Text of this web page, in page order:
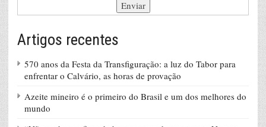
Artigos recentes
570 anos da Festa da Transfiguração: a luz do Tabor para
enfrentar o Calvário, as horas de provação
Azeite mineiro é o primeiro do Brasil e um dos melhores do
mundo